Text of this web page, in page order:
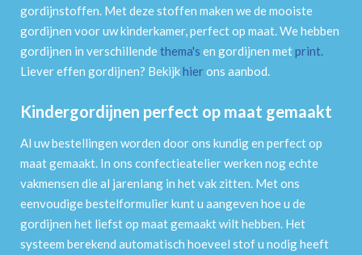
gordijnstoffen. Met deze stoffen maken we de mooiste
gordijnen voor uw kinderkamer, perfect op maat. We hebben
gordijnen in verschillendethema's en gordijnen metprint.
Liever effen gordijnen? Bekijkhierons aanbod.
Kindergordijnen perfect op maat gemaakt
Al uw bestellingen worden door ons kundig en perfect op
maat gemaakt. In ons confectieatelier werken nog echte
vakmensen die al jarenlang in het vak zitten. Met ons
eenvoudige bestelformulier kunt u aangeven hoe u de
gordijnen het liefst op maat gemaakt wilt hebben. Het
systeem berekend automatisch hoeveel stof u nodig heeft